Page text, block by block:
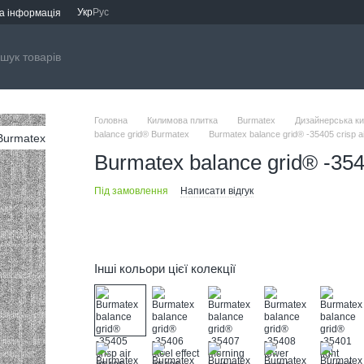
інформація УкрРус
Головна Килимова плитка Burmatex
Дизайнерська
balance grid® Burmatex
Burmatex balance grid® -35405 crisp
Burmatex balance grid® -
Під замовлення Написати відгук
Інші кольори цієї колекції